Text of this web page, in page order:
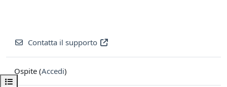
Apri indice del corso
Contatta il supporto
Ospite (Accedi)